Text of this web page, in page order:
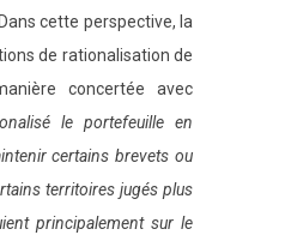
cette perspective, la
de rationalisation de
concertée avec
le portefeuille en
certains brevets ou
territoires jugés plus
principalement sur le